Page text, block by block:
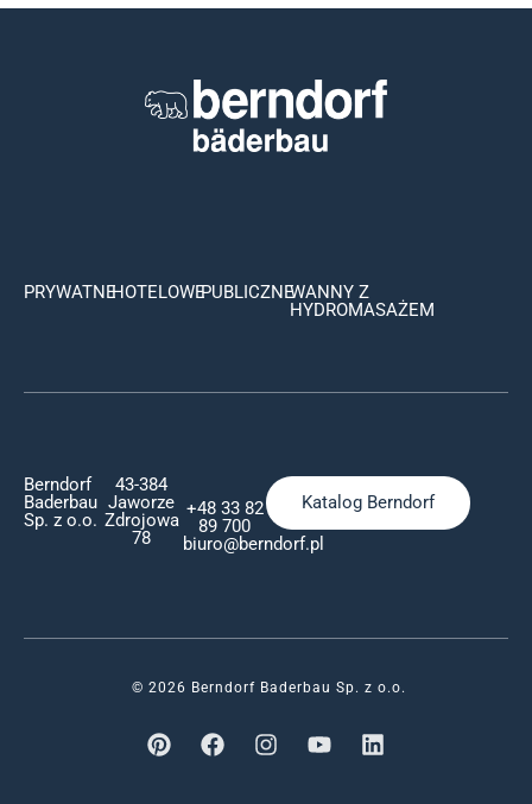
PRYWATNEHOTELOWEPUBLICZNEWANNY Z
HYDROMASAŻEM
Berndorf
Baderbau
Sp. z o.o.
43-384
Jaworze
Zdrojowa
78
+48 33 82
89 700
biuro@berndorf.pl
Katalog Berndorf
© 2026 Berndorf Baderbau Sp. z o.o.